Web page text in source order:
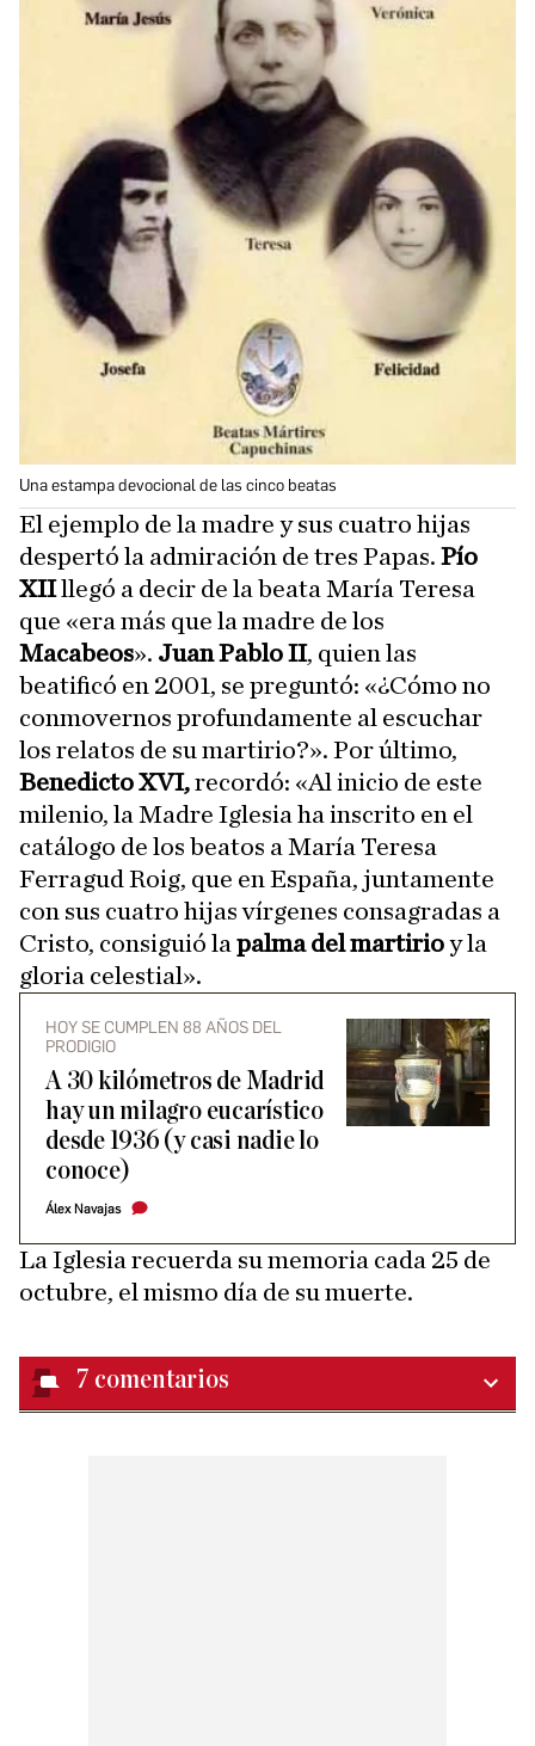
Una estampa devocional de las cinco beatas
El ejemplo de la madre y sus cuatro hijas
despertó la admiración de tres Papas. Pío
XIIllegó a decir de la beata María Teresa
que «era más que la madre de los
Macabeos». Juan Pablo II, quien las
beatificó en 2001, se preguntó: «¿Cómo no
conmovernos profundamente al escuchar
los relatos de su martirio?». Por último,
Benedicto XVI,recordó: «Al inicio de este
milenio, la Madre Iglesia ha inscrito en el
catálogo de los beatos a María Teresa
Ferragud Roig, que en España, juntamente
con sus cuatro hijas vírgenes consagradas a
Cristo, consiguió la palma del martirioy la
gloria celestial».
HOY SE CUMPLEN 88 AÑOS DEL
PRODIGIO
A 30 kilómetros de Madrid
hay un milagro eucarístico
desde 1936 (y casi nadie lo
conoce)
Álex Navajas
La Iglesia recuerda su memoria cada 25 de
octubre, el mismo día de su muerte.
7 comentarios